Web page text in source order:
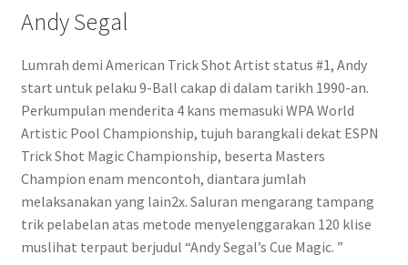
Andy Segal
Lumrah demi American Trick Shot Artist status #1, Andy
start untuk pelaku 9-Ball cakap di dalam tarikh 1990-an.
Perkumpulan menderita 4 kans memasuki WPA World
Artistic Pool Championship, tujuh barangkali dekat ESPN
Trick Shot Magic Championship, beserta Masters
Champion enam mencontoh, diantara jumlah
melaksanakan yang lain2x. Saluran mengarang tampang
trik pelabelan atas metode menyelenggarakan 120 klise
muslihat terpaut berjudul “Andy Segal’s Cue Magic. ”